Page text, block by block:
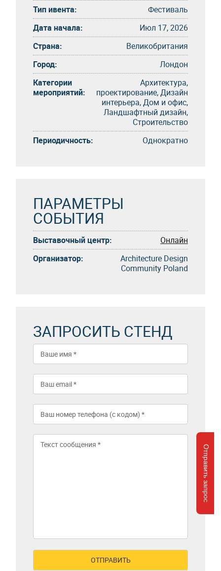
Отправить запрос
Тип ивента:
Фестиваль
Дата начала:
Июл 17, 2026
Страна:
Великобритания
Город:
Лондон
Категории
мероприятий:
Архитектура,
проектирование, Дизайн
интерьера, Дом и офис,
Ландшафтный дизайн,
Строительство
Периодичность:
Однократно
ПАРАМЕТРЫ
СОБЫТИЯ
Выставочный центр:
Онлайн
Организатор:
Architecture Design
Community Poland
ЗАПРОСИТЬ СТЕНД